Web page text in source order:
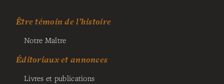
Être témoin de l’histoire
Notre Maître
Éditoriaux et annonces
Livres et publications